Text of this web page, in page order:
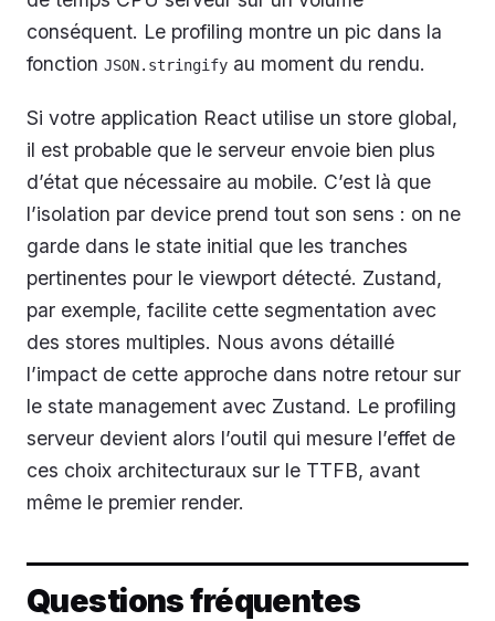
conséquent. Le profiling montre un pic dans la
fonction JSON.stringify au moment du rendu.
Si votre application React utilise un store global,
il est probable que le serveur envoie bien plus
d’état que nécessaire au mobile. C’est là que
l’isolation par device prend tout son sens : on ne
garde dans le state initial que les tranches
pertinentes pour le viewport détecté. Zustand,
par exemple, facilite cette segmentation avec
des stores multiples. Nous avons détaillé
l’impact de cette approche dans notre retour sur
le state management avec Zustand. Le profiling
serveur devient alors l’outil qui mesure l’effet de
ces choix architecturaux sur le TTFB, avant
même le premier render.
Questions fréquentes